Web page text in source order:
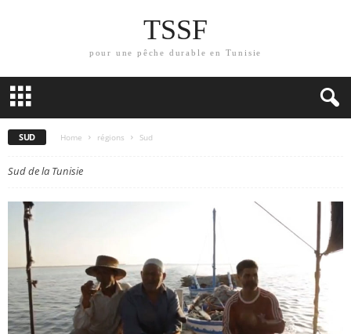
TSSF
pour une pêche durable en Tunisie
SUD Home régions Sud
Sud de la Tunisie